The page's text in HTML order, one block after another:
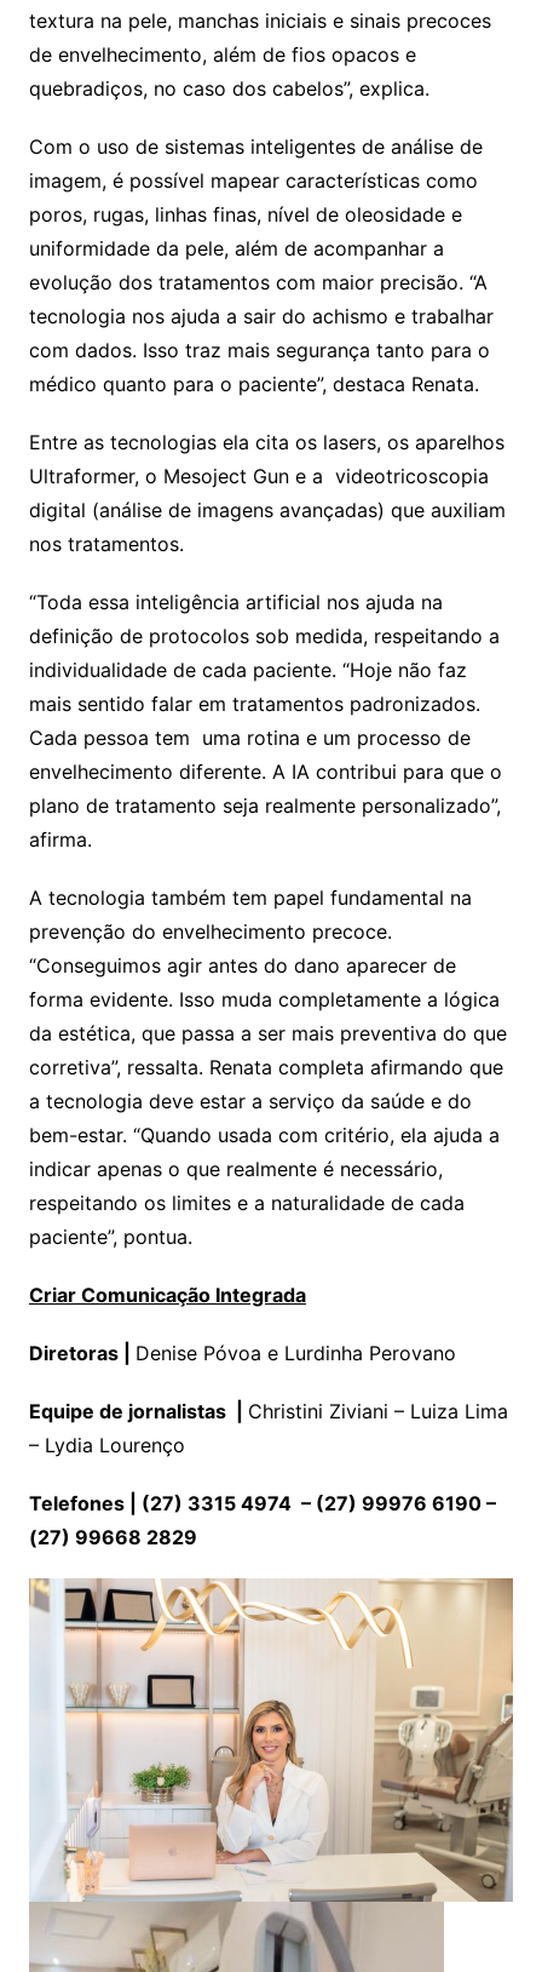
textura na pele, manchas iniciais e sinais precoces
de envelhecimento, além de fios opacos e
quebradiços, no caso dos cabelos”, explica.
Com o uso de sistemas inteligentes de análise de
imagem, é possível mapear características como
poros, rugas, linhas finas, nível de oleosidade e
uniformidade da pele, além de acompanhar a
evolução dos tratamentos com maior precisão. “A
tecnologia nos ajuda a sair do achismo e trabalhar
com dados. Isso traz mais segurança tanto para o
médico quanto para o paciente”, destaca Renata.
Entre as tecnologias ela cita os lasers, os aparelhos
Ultraformer, o Mesoject Gun e a videotricoscopia
digital (análise de imagens avançadas) que auxiliam
nos tratamentos.
“Toda essa inteligência artificial nos ajuda na
definição de protocolos sob medida, respeitando a
individualidade de cada paciente. “Hoje não faz
mais sentido falar em tratamentos padronizados.
Cada pessoa tem uma rotina e um processo de
envelhecimento diferente. A IA contribui para que o
plano de tratamento seja realmente personalizado”,
afirma.
A tecnologia também tem papel fundamental na
prevenção do envelhecimento precoce.
“Conseguimos agir antes do dano aparecer de
forma evidente. Isso muda completamente a lógica
da estética, que passa a ser mais preventiva do que
corretiva”, ressalta. Renata completa afirmando que
a tecnologia deve estar a serviço da saúde e do
bem-estar. “Quando usada com critério, ela ajuda a
indicar apenas o que realmente é necessário,
respeitando os limites e a naturalidade de cada
paciente”, pontua.
Criar Comunicação Integrada
Diretoras | Denise Póvoa e Lurdinha Perovano
Equipe de jornalistas
Christini Ziviani – Luiza Lima
– Lydia Lourenço
Telefones | (27) 3315 4974 – (27) 99976 6190 –
(27) 99668 2829